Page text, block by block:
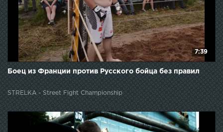
7:39
Боец из Франции против Русского бойца без правил
STRELKA - Street Fight Championship